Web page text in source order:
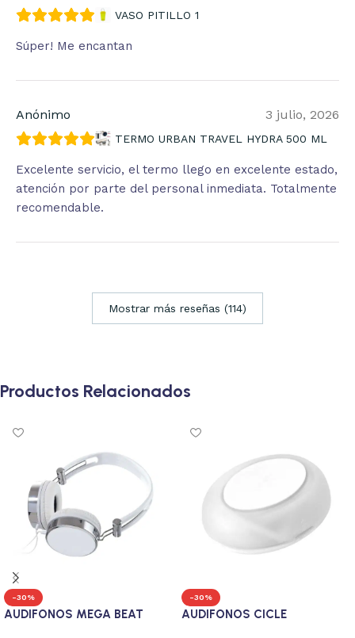
VASO PITILLO 1
Súper! Me encantan
Anónimo 3 julio, 2026
TERMO URBAN TRAVEL HYDRA 500 ML
Excelente servicio, el termo llego en excelente estado,
atención por parte del personal inmediata. Totalmente
recomendable.
Mostrar más reseñas (114)
Productos Relacionados
-30%
AUDIFONOS MEGA BEAT
-30%
AUDIFONOS CICLE